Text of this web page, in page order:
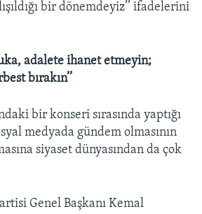
bir dönemdeyiz’’ ifadelerini
adalete ihanet etmeyin;
bırakın’’
bir konseri sırasında yaptığı
medyada gündem olmasının
siyaset dünyasından da çok
Genel Başkanı Kemal